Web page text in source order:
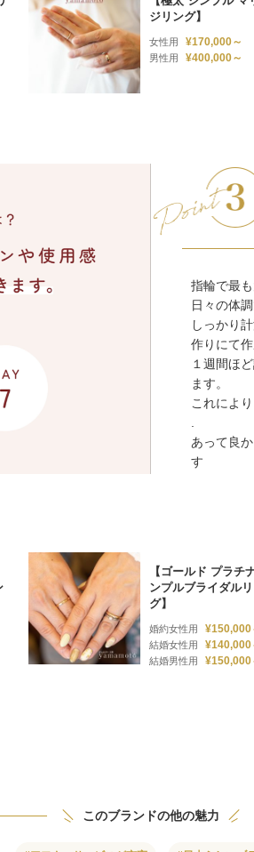
ジリング】
女性用 ¥170,000～
男性用 ¥400,000～
指輪で最
日々の体
しっかり
作りにて作
１週間ほ
ます。
これによ
あって良
す
【ゴールド プラチ
ンプルブライダル
グ】
婚約女性用 ¥150,000
結婚女性用 ¥140,000
結婚男性用 ¥150,000
このブランドの他の魅力